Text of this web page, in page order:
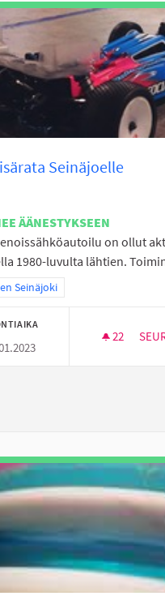
Seinäjoelle
ÄÄNESTYKSEEN
on ollut
1980-luvulta lähtien.
tulokset teeman mukaan: Itäinen
Seinäjoki
22 22